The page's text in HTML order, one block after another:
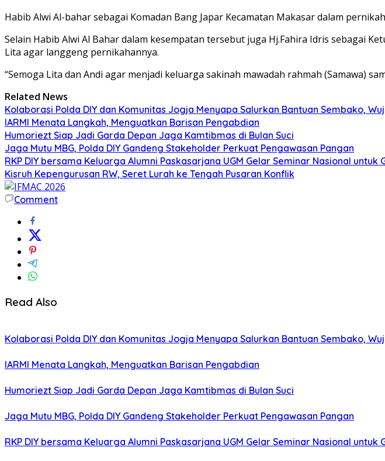
Habib Alwi Al-bahar sebagai Komadan Bang Japar Kecamatan Makasar dalam
Selain Habib Alwi Al Bahar dalam kesempatan tersebut juga Hj.Fahira Idris sebagai
Lita agar langgeng pernikahannya.
“Semoga Lita dan Andi agar menjadi keluarga sakinah mawadah rahmah (Samawa)
Related News
Kolaborasi Polda DIY dan Komunitas Jogja Menyapa Salurkan Bantuan Sembako,
IARMI Menata Langkah, Menguatkan Barisan Pengabdian
Humoriezt Siap Jadi Garda Depan Jaga Kamtibmas di Bulan Suci
Jaga Mutu MBG, Polda DIY Gandeng Stakeholder Perkuat Pengawasan Pangan
RKP DIY bersama Keluarga Alumni Paskasarjana UGM Gelar Seminar Nasional untuk
Kisruh Kepengurusan RW, Seret Lurah ke Tengah Pusaran Konflik
Comment
Read Also
Kolaborasi Polda DIY dan Komunitas Jogja Menyapa Salurkan Bantuan Sembako,
IARMI Menata Langkah, Menguatkan Barisan Pengabdian
Humoriezt Siap Jadi Garda Depan Jaga Kamtibmas di Bulan Suci
Jaga Mutu MBG, Polda DIY Gandeng Stakeholder Perkuat Pengawasan Pangan
RKP DIY bersama Keluarga Alumni Paskasarjana UGM Gelar Seminar Nasional untuk